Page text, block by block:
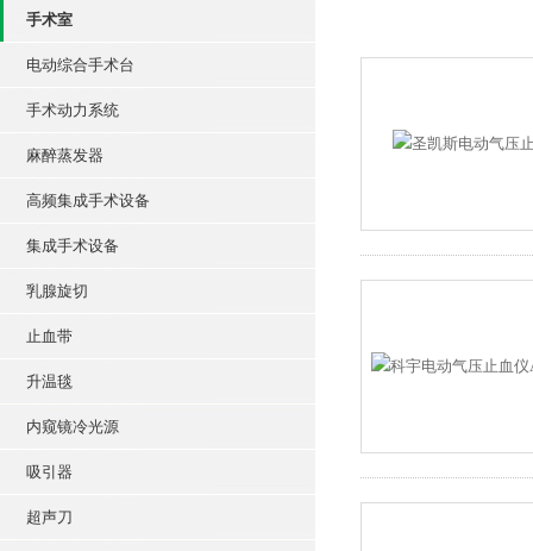
手术室
电动综合手术台
手术动力系统
麻醉蒸发器
高频集成手术设备
集成手术设备
乳腺旋切
止血带
升温毯
内窥镜冷光源
吸引器
超声刀